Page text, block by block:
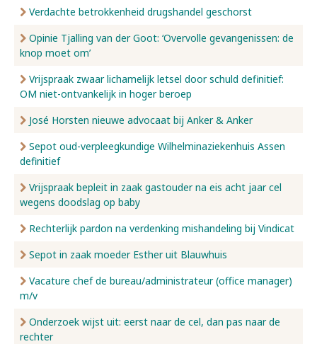
Verdachte betrokkenheid drugshandel geschorst
Opinie Tjalling van der Goot: ‘Overvolle gevangenissen: de
knop moet om’
Vrijspraak zwaar lichamelijk letsel door schuld definitief:
OM niet-ontvankelijk in hoger beroep
José Horsten nieuwe advocaat bij Anker & Anker
Sepot oud-verpleegkundige Wilhelminaziekenhuis Assen
definitief
Vrijspraak bepleit in zaak gastouder na eis acht jaar cel
wegens doodslag op baby
Rechterlijk pardon na verdenking mishandeling bij Vindicat
Sepot in zaak moeder Esther uit Blauwhuis
Vacature chef de bureau/administrateur (office manager)
m/v
Onderzoek wijst uit: eerst naar de cel, dan pas naar de
rechter